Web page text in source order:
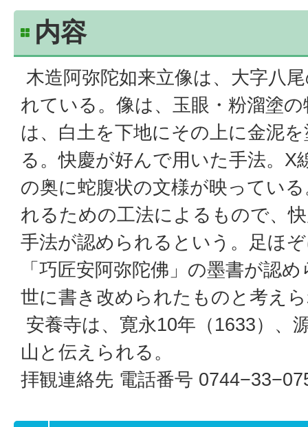
内容
木造阿弥陀如来立像は、大字八
れている。像は、玉眼・粉溜塗
は、白土を下地にその上に金泥
る。快慶が好んで用いた手法。X
の奥に蛇腹状の文様が映ってい
れるための工法によるもので、
手法が認められるという。足ほ
「巧匠安阿弥陀佛」の墨書が認
世に書き改められたものと考え
安養寺は、寛永10年（1633）、
山と伝えられる。
拝観連絡先 電話番号